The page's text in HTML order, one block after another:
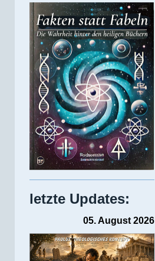
letzte Updates:
05. August 2026